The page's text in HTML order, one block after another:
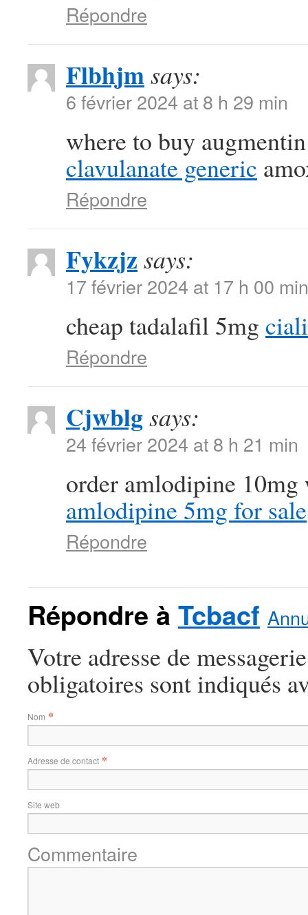
Répondre
Flbhjmsays:
6 février 2024 at 8 h 29 min
where to buy
clavulanate generic
Répondre
Fykzjz says:
17 février 2024 at 17 h 00 min
cheap tadalafil 5mg
Répondre
Cjwblgsays:
24 février 2024 at 8 h 21 min
order amlodipine
amlodipine 5mg for sale
Répondre
Répondre à Tcbacf
Votre adresse de
obligatoires sont indiqués
Nom *
Adresse de contact *
Site web
Commentaire